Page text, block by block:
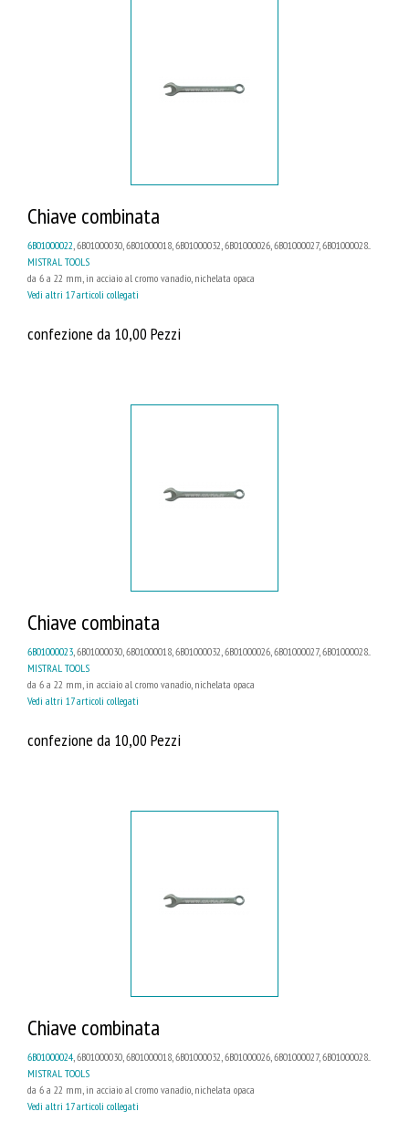
Chiave combinata
6B01000022, 6B01000030, 6B01000018, 6B01000032, 6B01000026, 6B01000027, 6B01000028...
MISTRAL TOOLS
da 6 a 22 mm, in acciaio al cromo vanadio, nichelata opaca
Vedi altri 17 articoli collegati
confezione da 10,00 Pezzi
Chiave combinata
6B01000023 , 6B01000030, 6B01000018, 6B01000032, 6B01000026, 6B01000027, 6B01000028...
MISTRAL TOOLS
da 6 a 22 mm, in acciaio al cromo vanadio, nichelata opaca
Vedi altri 17 articoli collegati
confezione da 10,00 Pezzi
Chiave combinata
6B01000024, 6B01000030, 6B01000018, 6B01000032, 6B01000026, 6B01000027, 6B01000028...
MISTRAL TOOLS
da 6 a 22 mm, in acciaio al cromo vanadio, nichelata opaca
Vedi altri 17 articoli collegati